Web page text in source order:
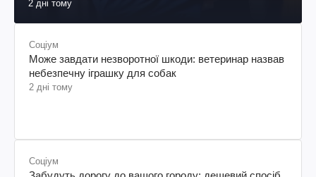
2 дні тому
Соціум
Може завдати незворотної шкоди: ветеринар назвав
небезпечну іграшку для собак
2 дні тому
Соціум